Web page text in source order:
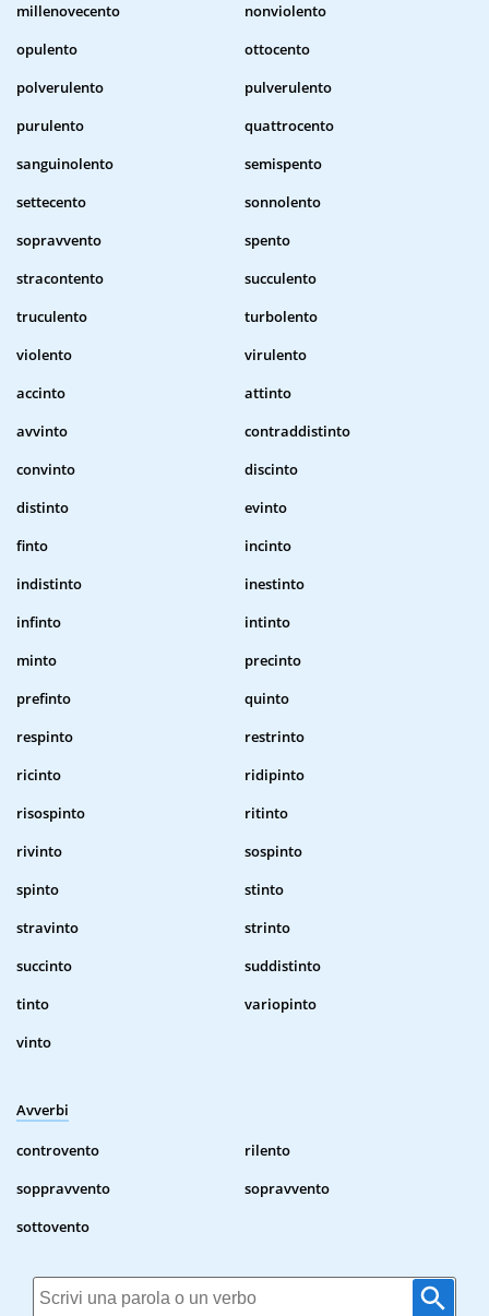
millenovecento
nonviolento
opulento
ottocento
polverulento
pulverulento
purulento
quattrocento
sanguinolento
semispento
settecento
sonnolento
sopravvento
spento
stracontento
succulento
truculento
turbolento
violento
virulento
accinto
attinto
avvinto
contraddistinto
convinto
discinto
distinto
evinto
finto
incinto
indistinto
inestinto
infinto
intinto
minto
precinto
prefinto
quinto
respinto
restrinto
ricinto
ridipinto
risospinto
ritinto
rivinto
sospinto
spinto
stinto
stravinto
strinto
succinto
suddistinto
tinto
variopinto
vinto
Avverbi
controvento
rilento
soppravvento
sopravvento
sottovento